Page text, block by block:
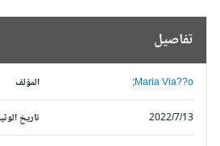
تفاصيل
المؤلف Maria Via??o;
تاريخ الوثيقة 2022/7/13